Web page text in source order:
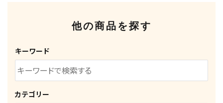
meeting_room ログイン
他の商品を探す
キーワード
カテゴリー